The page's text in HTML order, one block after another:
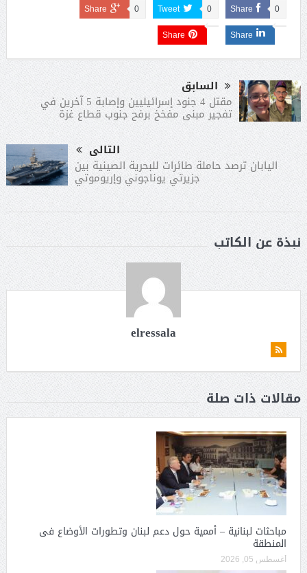
Share 0
Tweet 0
Share 0
Share
Share
السابق
مقتل 4 جنود إسرائيليين وإصابة 5 آخرين في
تفجير مبنى مفخخ برفح جنوب قطاع غزة
التالى
اليابان ترصد حاملة طائرات للبحرية الصينية بين
جزيرتي يوناجوني وإريوموتي
نبذة عن الكاتب
elressala
مقالات ذات صلة
مباحثات لبنانية – أممية حول دعم لبنان وتطورات الأوضاع فى
المنطقة
أغسطس 05, 2026